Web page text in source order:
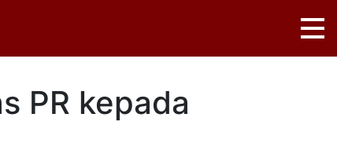
PR kepada